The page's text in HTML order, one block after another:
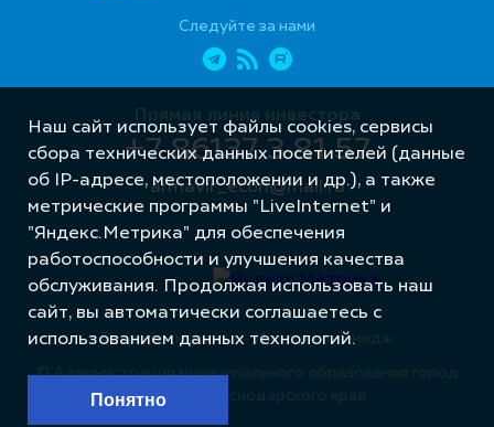
Следуйте за нами
Прямая линия инвестора
+7 86137 3 81 57
armavir_econ@mail.ru
© Администрация муниципального образования город
Армавир Краснодарского края
Разработка сайта – Интернет-Имидж
Наш сайт использует файлы cookies, сервисы
сбора технических данных посетителей (данные
об IP-адресе, местоположении и др.), а также
метрические программы "LiveInternet" и
"Яндекс.Метрика" для обеспечения
работоспособности и улучшения качества
обслуживания. Продолжая использовать наш
сайт, вы автоматически соглашаетесь с
использованием данных технологий.
Понятно